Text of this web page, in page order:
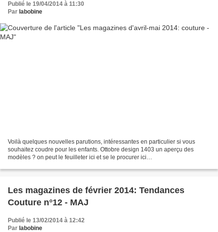
Publié le 19/04/2014 à 11:30
Par labobine
Voilà quelques nouvelles parutions, intéressantes en particulier si vous
souhaitez coudre pour les enfants. Ottobre design 1403 un aperçu des
modèles ? on peut le feuilleter ici et se le procurer ici
Les magazines de février 2014: Tendances
Couture n°12 - MAJ
Publié le 13/02/2014 à 12:42
Par labobine